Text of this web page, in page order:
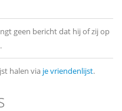
geen bericht dat hij of zij op
halen via je vriendenlijst.